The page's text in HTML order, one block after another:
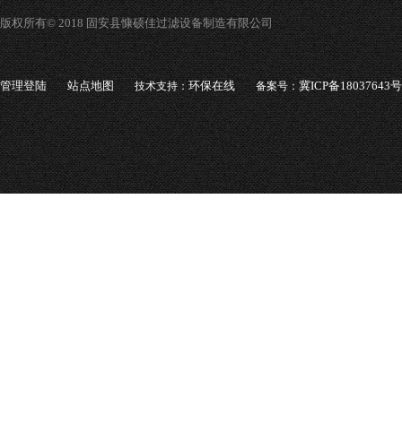
版权所有© 2018 固安县慷硕佳过滤设备制造有限公司
管理登陆 站点地图 技术支持：环保在线 备案号：冀ICP备18037643